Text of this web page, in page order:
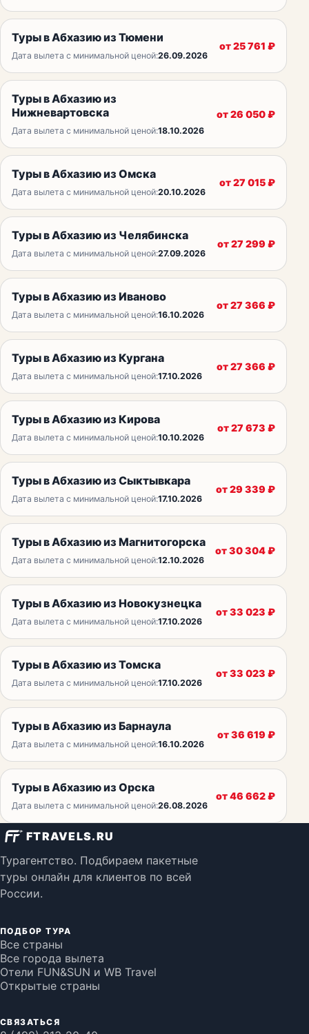
Туры в Абхазию из Тюмени
Дата вылета с минимальной ценой:26.09.2026
от25 761 ₽
Туры в Абхазию из
Нижневартовска
Дата вылета с минимальной ценой:18.10.2026
от26 050₽
Туры в Абхазию из Омска
Дата вылета с минимальной ценой:20.10.2026
от27 015₽
Туры в Абхазию из Челябинска
Дата вылета с минимальной ценой:27.09.2026
от27 299 ₽
Туры в Абхазию из Иваново
Дата вылета с минимальной ценой:16.10.2026
от27 366 ₽
Туры в Абхазию из Кургана
Дата вылета с минимальной ценой:17.10.2026
от27 366 ₽
Туры в Абхазию из Кирова
Дата вылета с минимальной ценой:10.10.2026
от27 673 ₽
Туры в Абхазию из Сыктывкара
Дата вылета с минимальной ценой:17.10.2026
от29 339 ₽
Туры в Абхазию из Магнитогорска
Дата вылета с минимальной ценой:12.10.2026
от30 304₽
Туры в Абхазию из Новокузнецка
Дата вылета с минимальной ценой:17.10.2026
от33 023 ₽
Туры в Абхазию из Томска
Дата вылета с минимальной ценой:17.10.2026
от33 023 ₽
Туры в Абхазию из Барнаула
Дата вылета с минимальной ценой:16.10.2026
от36 619 ₽
Туры в Абхазию из Орска
Дата вылета с минимальной ценой:26.08.2026
от46 662₽
FTRAVELS.RU
Турагентство. Подбираем пакетные
туры онлайн для клиентов по всей
России.
ПОДБОР ТУРА
Все страны
Все города вылета
Отели FUN&SUN и WB Travel
Открытые страны
СВЯЗАТЬСЯ